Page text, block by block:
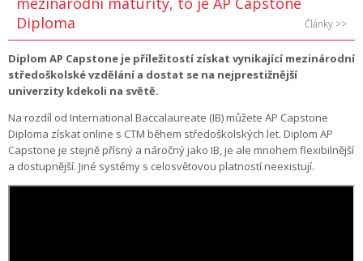
Diploma
Články >>
Diplom AP Capstone je příležitostí získat vynikající mezinárodní
středoškolské vzdělání a dostat se na nejprestižnější
univerzity kdekoli na světě.
Na rozdíl od International Baccalaureate (IB) můžete AP Capstone
Diploma získat online s CTM během středoškolských let. Diplom AP
Capstone je stejně přísný a náročný jako IB, je ale mnohem flexibilnější
a dostupnější. Jiné systémy s celosvětovou platností neexistují.